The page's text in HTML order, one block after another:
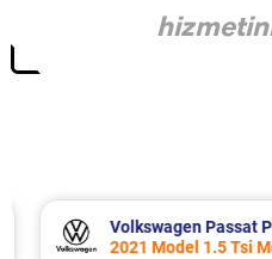
Volkswagen Passat
2021 Model 1.5 Tsi